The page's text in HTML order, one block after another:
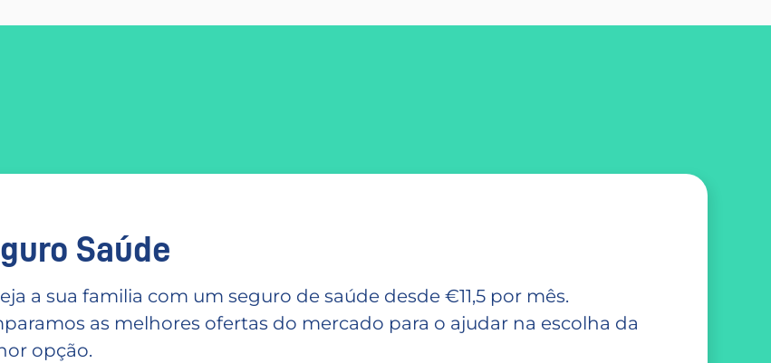
Saúde
a sua familia com um seguro de saúde desde €11,5 por mês.
as melhores ofertas do mercado para o ajudar na escolha da
opção.